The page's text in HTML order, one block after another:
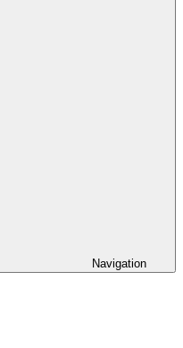
Navigation